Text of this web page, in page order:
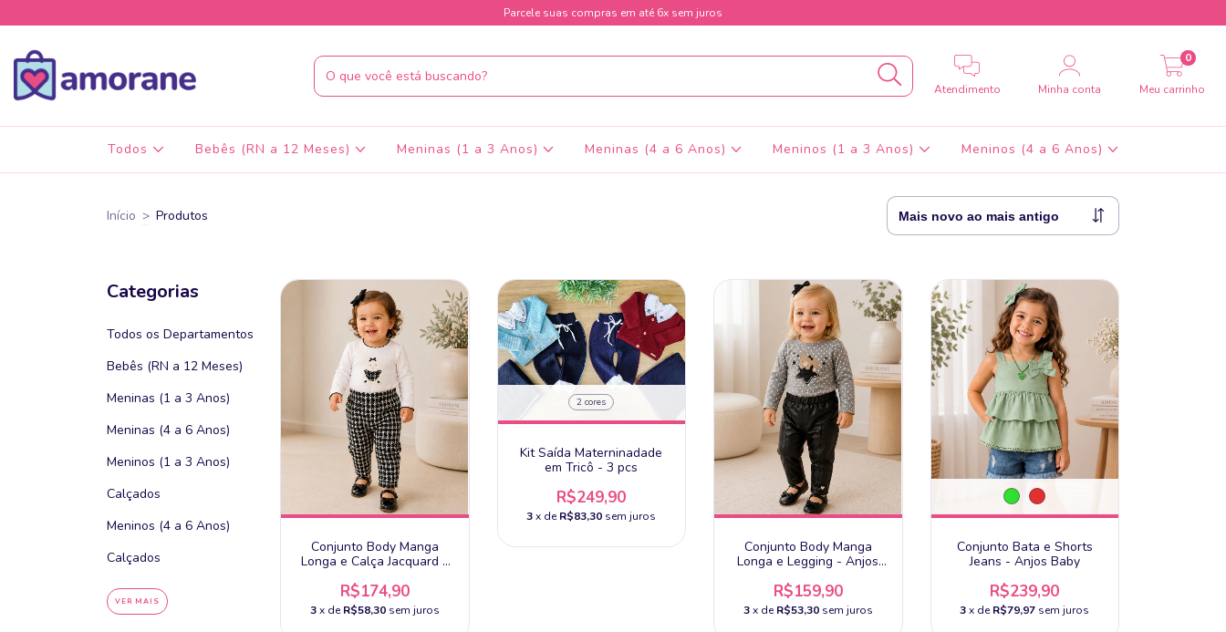
Parcele suas compras em até 6x sem juros
Atendimento Minha conta Meu carrinho
0
Todos Bebês (RN a 12 Meses) Meninas (1 a 3 Anos) Meninas (4 a 6 Anos) Meninos (1 a 3 Anos) Meninos (4 a 6 Anos)
Início > Produtos
Categorias
Todos os Departamentos
Bebês (RN a 12 Meses)
Meninas (1 a 3 Anos)
Meninas (4 a 6 Anos)
Meninos (1 a 3 Anos)
Calçados
Meninos (4 a 6 Anos)
Calçados
VER MAIS
Conjunto Body Manga
Longa e Calça Jacquard -
R$174,90
3 x deR$58,30 sem juros
2 cores
Kit Saída Materninadade
em Tricô - 3 pcs
R$249,90
3 x deR$83,30 sem juros
Conjunto Body Manga
Longa e Legging - Anjos
R$159,90
3 x deR$53,30 sem juros
Conjunto Bata e Shorts
Jeans - Anjos Baby
R$239,90
3 x deR$79,97 sem juros